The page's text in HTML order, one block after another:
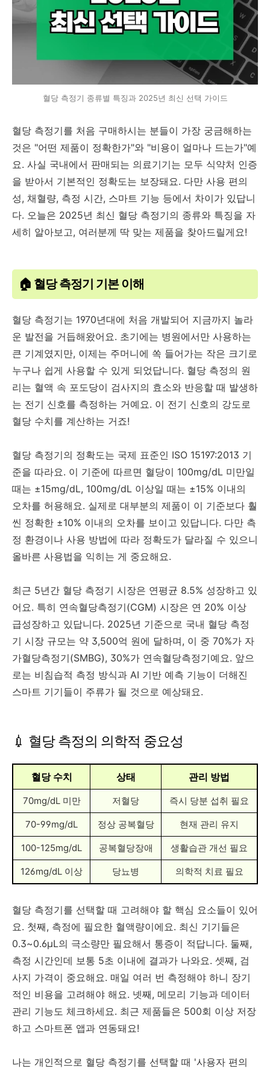
혈당 측정기 종류별 특징과 2025년 최신 선택 가이드
혈당 측정기를 처음 구매하시는 분들이 가장 궁금해하는
것은 "어떤 제품이 정확한가"와 "비용이 얼마나 드는가"예
요. 사실 국내에서 판매되는 의료기기는 모두 식약처 인증
을 받아서 기본적인 정확도는 보장돼요. 다만 사용 편의
성, 채혈량, 측정 시간, 스마트 기능 등에서 차이가 있답니
다. 오늘은 2025년 최신 혈당 측정기의 종류와 특징을 자
세히 알아보고, 여러분께 딱 맞는 제품을 찾아드릴게요!
🏠 혈당 측정기 기본 이해
혈당 측정기는 1970년대에 처음 개발되어 지금까지 놀라
운 발전을 거듭해왔어요. 초기에는 병원에서만 사용하는
큰 기계였지만, 이제는 주머니에 쏙 들어가는 작은 크기로
누구나 쉽게 사용할 수 있게 되었답니다. 혈당 측정의 원
리는 혈액 속 포도당이 검사지의 효소와 반응할 때 발생하
는 전기 신호를 측정하는 거예요. 이 전기 신호의 강도로
혈당 수치를 계산하는 거죠!
혈당 측정기의 정확도는 국제 표준인 ISO 15197:2013 기
준을 따라요. 이 기준에 따르면 혈당이 100mg/dL 미만일
때는 ±15mg/dL, 100mg/dL 이상일 때는 ±15% 이내의
오차를 허용해요. 실제로 대부분의 제품이 이 기준보다 훨
씬 정확한 ±10% 이내의 오차를 보이고 있답니다. 다만 측
정 환경이나 사용 방법에 따라 정확도가 달라질 수 있으니
올바른 사용법을 익히는 게 중요해요.
최근 5년간 혈당 측정기 시장은 연평균 8.5% 성장하고 있
어요. 특히 연속혈당측정기(CGM) 시장은 연 20% 이상
급성장하고 있답니다. 2025년 기준으로 국내 혈당 측정
기 시장 규모는 약 3,500억 원에 달하며, 이 중 70%가 자
가혈당측정기(SMBG), 30%가 연속혈당측정기예요. 앞으
로는 비침습적 측정 방식과 AI 기반 예측 기능이 더해진
스마트 기기들이 주류가 될 것으로 예상돼요.
💉 혈당 측정의 의학적 중요성
혈당 수치 상태 관리 방법
70mg/dL 미만 저혈당 즉시 당분 섭취 필요
70-99mg/dL 정상 공복혈당 현재 관리 유지
100-125mg/dL 공복혈당장애 생활습관 개선 필요
126mg/dL 이상 당뇨병 의학적 치료 필요
혈당 측정기를 선택할 때 고려해야 할 핵심 요소들이 있어
요. 첫째, 측정에 필요한 혈액량이에요. 최신 기기들은
0.3~0.6μL의 극소량만 필요해서 통증이 적답니다. 둘째,
측정 시간인데 보통 5초 이내에 결과가 나와요. 셋째, 검
사지 가격이 중요해요. 매일 여러 번 측정해야 하니 장기
적인 비용을 고려해야 해요. 넷째, 메모리 기능과 데이터
관리 기능도 체크하세요. 최근 제품들은 500회 이상 저장
하고 스마트폰 앱과 연동돼요!
나는 개인적으로 혈당 측정기를 선택할 때 '사용자 편의